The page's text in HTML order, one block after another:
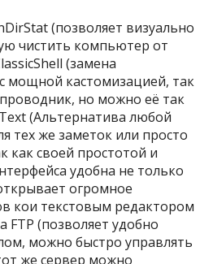
(позволяет визуально
чистить компьютер от
(замена
мощной кастомизацией, так
но можно её так
(Альтернатива любой
тех же заметок или просто
как своей простотой и
удобна не только
огромное
кои текстовым редактором
FTP (позволяет удобно
можно быстро управлять
же сервер можно